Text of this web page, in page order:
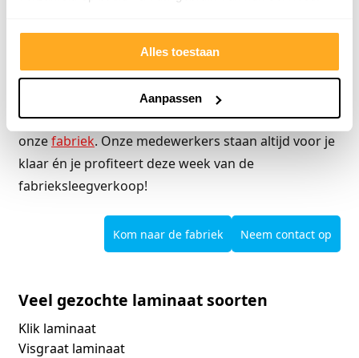
Alles toestaan
Aanpassen
Antraciet tegellaminaat is namelijk stukken
goedkoper dan vloertegels. Daarnaast kunnen
vloertegels na het schoonmaken glad zijn en zijn de
vloertegels minder warm dan antraciet
tegellaminaat. Wil je meer advies ontvangen over het
kopen van het juistelaminaat? Kom dan langs bij
onzefabriek. Onze medewerkers staan altijd voor je
klaar én je profiteert deze week van de
fabrieksleegverkoop!
Kom naar de fabriek Neem contact op
Veel gezochte laminaat soorten
Klik laminaat
Visgraat laminaat